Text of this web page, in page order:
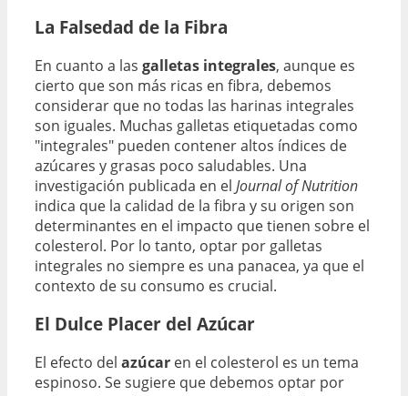
La Falsedad de la Fibra
En cuanto a las galletas integrales, aunque es
cierto que son más ricas en fibra, debemos
considerar que no todas las harinas integrales
son iguales. Muchas galletas etiquetadas como
"integrales" pueden contener altos índices de
azúcares y grasas poco saludables. Una
investigación publicada en el Journal of Nutrition
indica que la calidad de la fibra y su origen son
determinantes en el impacto que tienen sobre el
colesterol. Por lo tanto, optar por galletas
integrales no siempre es una panacea, ya que el
contexto de su consumo es crucial.
El Dulce Placer del Azúcar
El efecto del azúcar en el colesterol es un tema
espinoso. Se sugiere que debemos optar por